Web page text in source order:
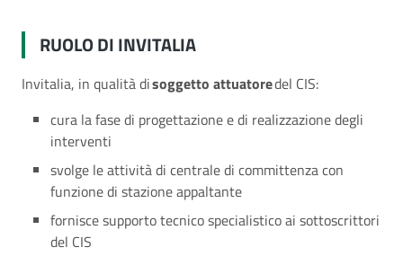
RUOLO DI INVITALIA
Invitalia, in qualità disoggetto attuatoredel CIS:
cura la fase di progettazione e di realizzazione degli
interventi
svolge le attività di centrale di committenza con
funzione di stazione appaltante
fornisce supporto tecnico specialistico ai sottoscrittori
del CIS